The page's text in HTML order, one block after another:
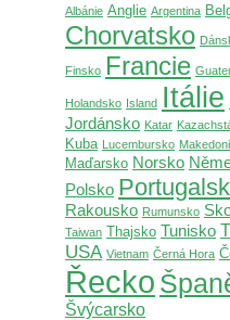
Albánie Anglie Argentina
Chorvatsko
Finsko Francie
Holandsko Island Itálie
Jordánsko Katar
Kuba Lucembursko
Maďarsko Norsko
Polsko
Rakousko Rumunsko
Taiwan Thajsko Tunisko
USA Vietnam Černá Hora
Řecko
Švýcarsko